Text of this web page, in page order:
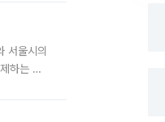
서울시의
하는 카